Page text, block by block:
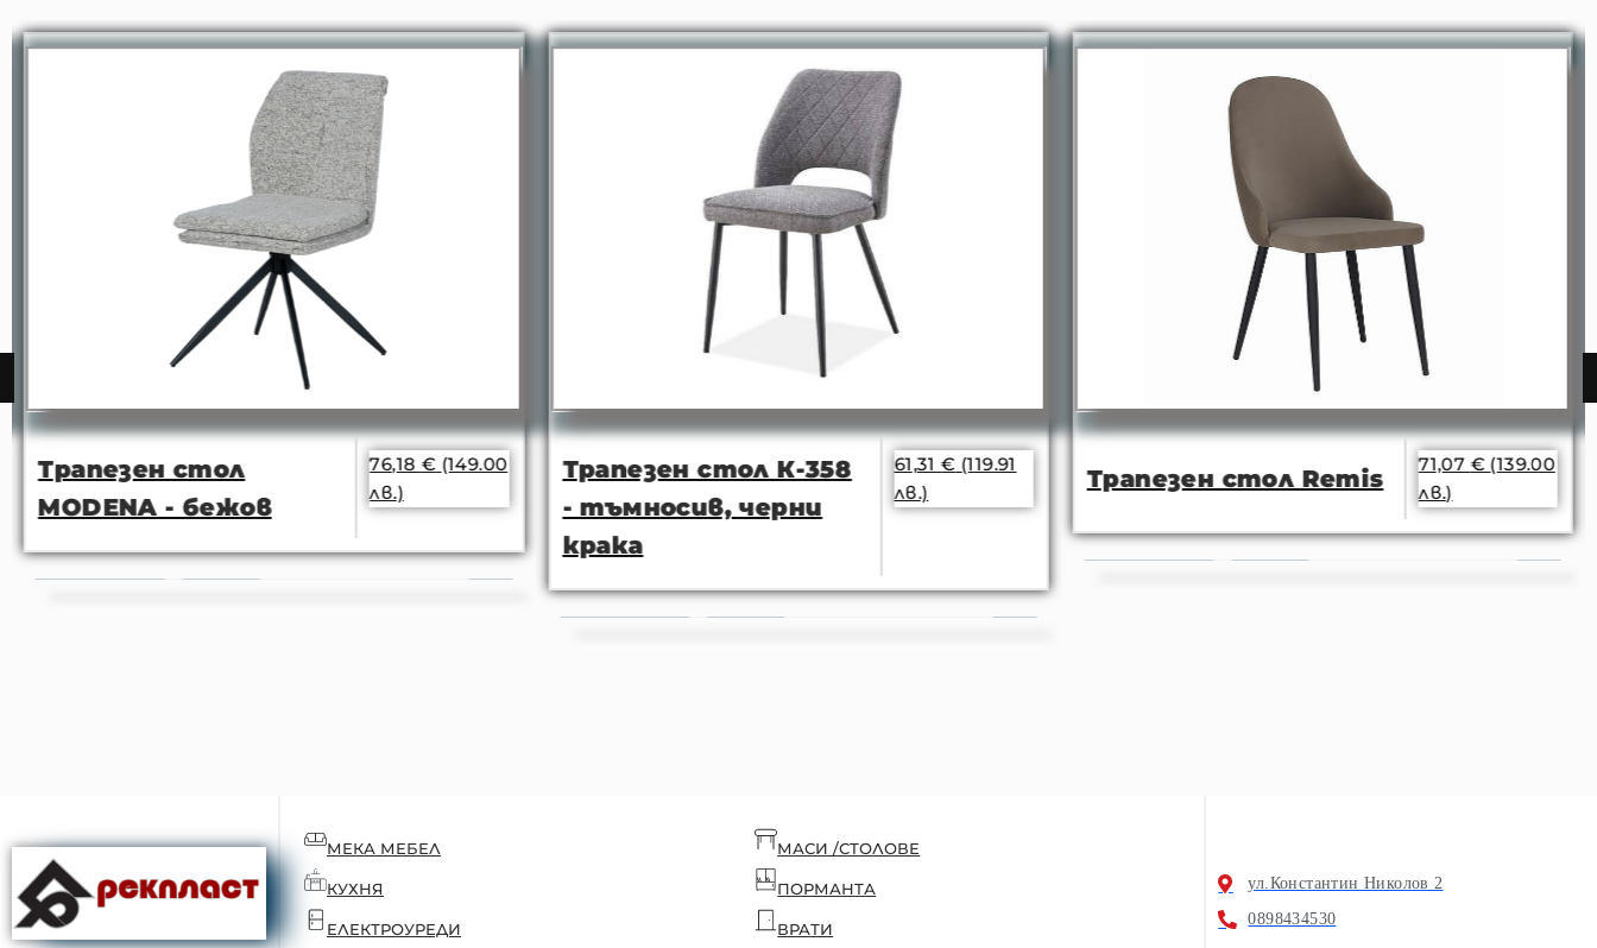
Трапезен стол
MODENA - бежов
76,18€ (149.00
лв.)
Трапезен стол К-358
- тъмносив, черни
крака
61,31€ (119.91
лв.)
Трапезен стол Remis
71,07€ (139.00
лв.)
МЕКА МЕБЕЛ
КУХНЯ
ЕЛЕКТРОУРЕДИ
МАСИ /СТОЛОВЕ
ПОРМАНТА
ВРАТИ
ул.Константин Николов 2
0898434530